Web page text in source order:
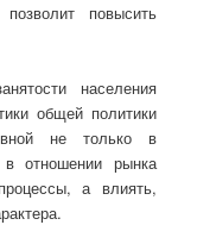
повысить
населения
общей политики
не только в
отношении рынка
а влиять,